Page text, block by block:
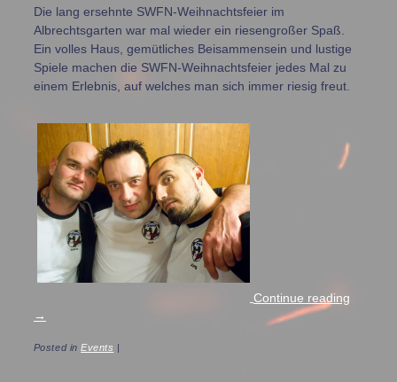
Die lang ersehnte SWFN-Weihnachtsfeier im
Albrechtsgarten war mal wieder ein riesengroßer Spaß.
Ein volles Haus, gemütliches Beisammensein und lustige
Spiele machen die SWFN-Weihnachtsfeier jedes Mal zu
einem Erlebnis, auf welches man sich immer riesig freut.
Continue reading
→
Posted inEvents |